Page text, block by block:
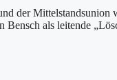
der Mittelstandsunion
Bensch als leitende